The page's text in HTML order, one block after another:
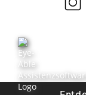
Abonnieren
Sie einen